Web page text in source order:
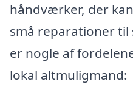
håndværker, der
små reparationer
er nogle af
lokal altmuligmand: